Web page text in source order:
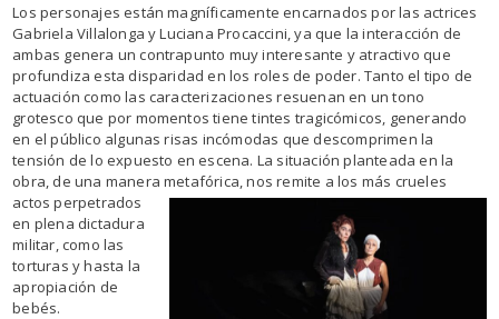
Los personajes están magníficamente encarnados por las actrices
Gabriela Villalonga y Luciana Procaccini, ya que la interacción de
ambas genera un contrapunto muy interesante y atractivo que
profundiza esta disparidad en los roles de poder. Tanto el tipo de
actuación como las caracterizaciones resuenan en un tono
grotesco que por momentos tiene tintes tragicómicos, generando
en el público algunas risas incómodas que descomprimen la
tensión de lo expuesto en escena. La situación planteada en la
obra, de una manera metafórica, nos remite a los más crueles
actos perpetrados
en plena dictadura
militar, como las
torturas y hasta la
apropiación de
bebés.